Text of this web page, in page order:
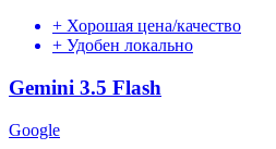
+ Хорошая цена/качество
+ Удобен локально
Gemini 3.5 Flash
Google